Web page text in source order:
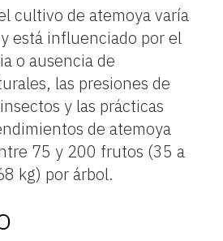
cultivo de atemoya varía
está influenciado por el
o ausencia de
las presiones de
y las prácticas
de atemoya
75 y 200 frutos (35 a
kg) por árbol.